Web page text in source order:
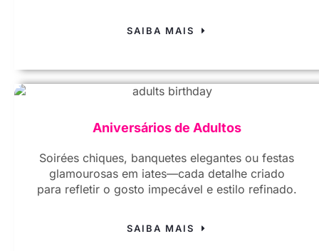
SAIBA MAIS
Aniversários de Adultos
Soirées chiques, banquetes elegantes ou festas
glamourosas em iates—cada detalhe criado
para refletir o gosto impecável e estilo refinado.
SAIBA MAIS